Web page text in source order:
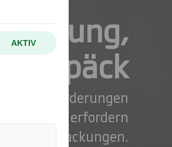
Gepäck
die Anforderungen
und erfordern
Verpackungen.